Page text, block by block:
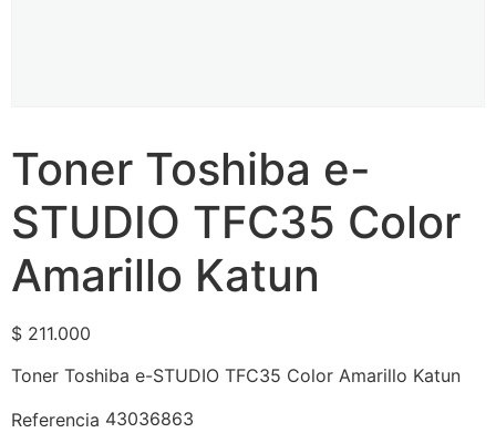
Toner Toshiba e-
STUDIO TFC35 Color
Amarillo Katun
$ 211.000
Toner Toshiba e-STUDIO TFC35 Color Amarillo Katun
Referencia 43036863